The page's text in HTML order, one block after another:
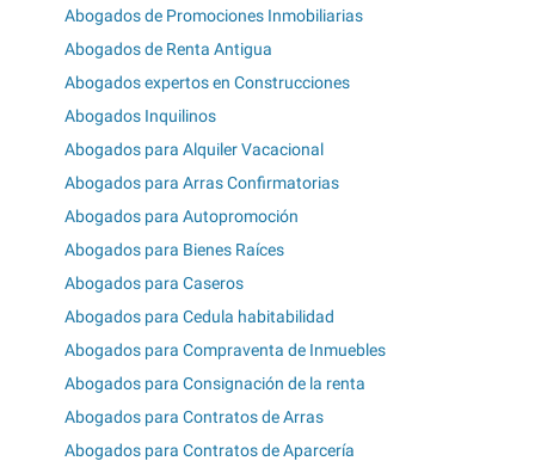
Abogados de Promociones Inmobiliarias
Abogados de Renta Antigua
Abogados expertos en Construcciones
Abogados Inquilinos
Abogados para Alquiler Vacacional
Abogados para Arras Confirmatorias
Abogados para Autopromoción
Abogados para Bienes Raíces
Abogados para Caseros
Abogados para Cedula habitabilidad
Abogados para Compraventa de Inmuebles
Abogados para Consignación de la renta
Abogados para Contratos de Arras
Abogados para Contratos de Aparcería